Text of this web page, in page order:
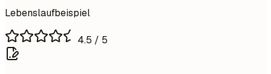
Lebenslaufbeispiel
4.5 / 5